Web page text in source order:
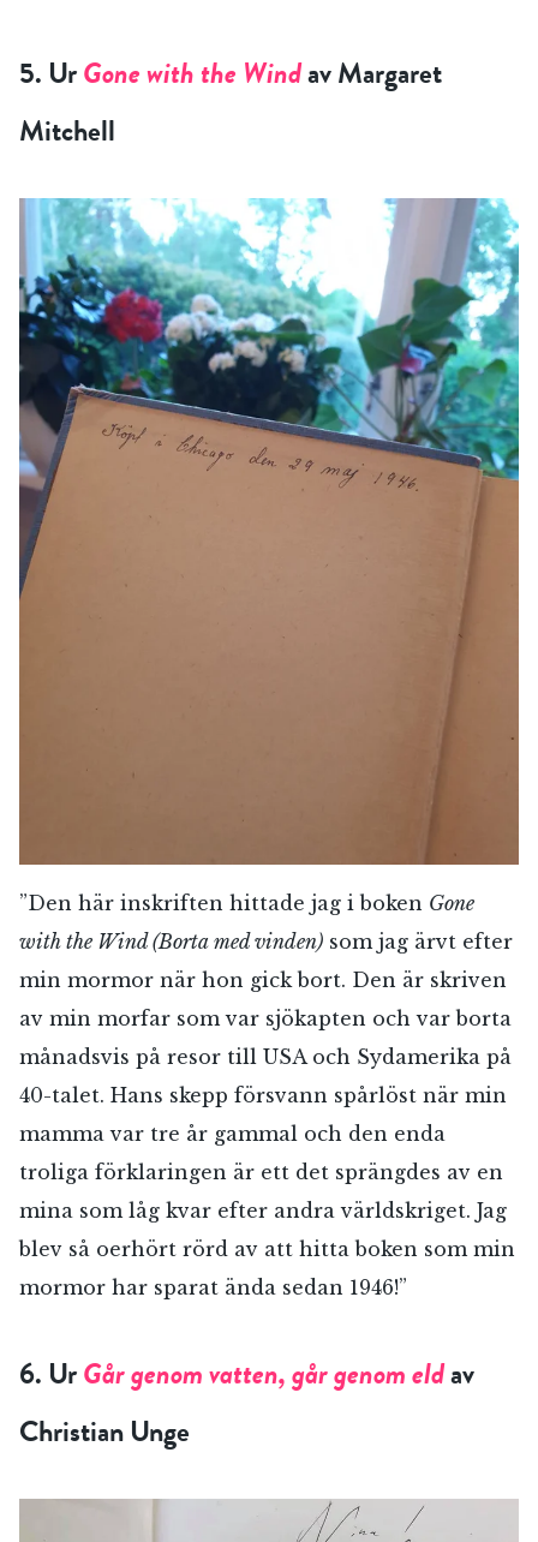
5. UrGone with the Windav Margaret
Mitchell
”Den här inskriften hittade jag i boken Gone
with the Wind (Borta med vinden) som jag ärvt efter
min mormor när hon gick bort. Den är skriven
av min morfar som var sjökapten och var borta
månadsvis på resor till USA och Sydamerika på
40-talet. Hans skepp försvann spårlöst när min
mamma var tre år gammal och den enda
troliga förklaringen är ett det sprängdes av en
mina som låg kvar efter andra världskriget. Jag
blev så oerhört rörd av att hitta boken som min
mormor har sparat ända sedan 1946!”
6. UrGår genom vatten, går genom eldav
Christian Unge